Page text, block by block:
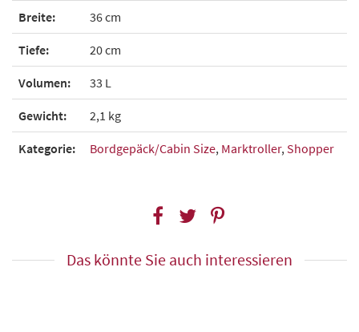
Breite: 36 cm
Tiefe: 20 cm
Volumen: 33 L
Gewicht: 2,1 kg
Kategorie: Bordgepäck/Cabin Size, Marktroller, Shopper
Das könnte Sie auch interessieren